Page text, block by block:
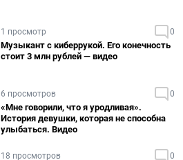
1 просмотр 0
Музыкант с киберрукой. Его конечность
стоит 3 млн рублей — видео
6 просмотров 0
«Мне говорили, что я уродливая».
История девушки, которая не способна
улыбаться. Видео
18 просмотров 0